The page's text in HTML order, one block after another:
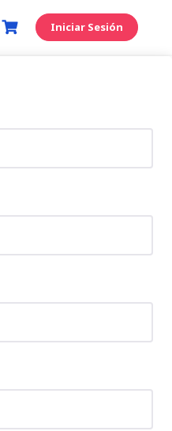
Iniciar Sesión